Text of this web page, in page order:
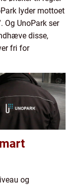
lyder mottoet
Og UnoPark ser
disse,
fri for
og